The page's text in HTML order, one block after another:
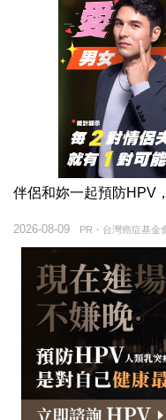
伴侶和妳一起預防HPV
PR・台灣癌症基金
2026-08-09